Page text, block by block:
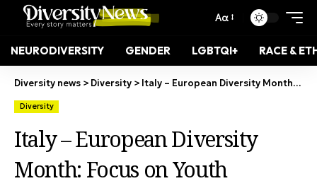
Αα
NEURODIVERSITY GENDER LGBTQI+ RACE &
Diversity news > Diversity > Italy – European Diversity Month: Focus on Youth
Diversity
Italy – European Diversity
Month: Focus on Youth